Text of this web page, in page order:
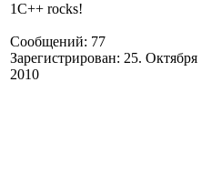
1C++ rocks!
Сообщений: 77
Зарегистрирован: 25. Октября
2010